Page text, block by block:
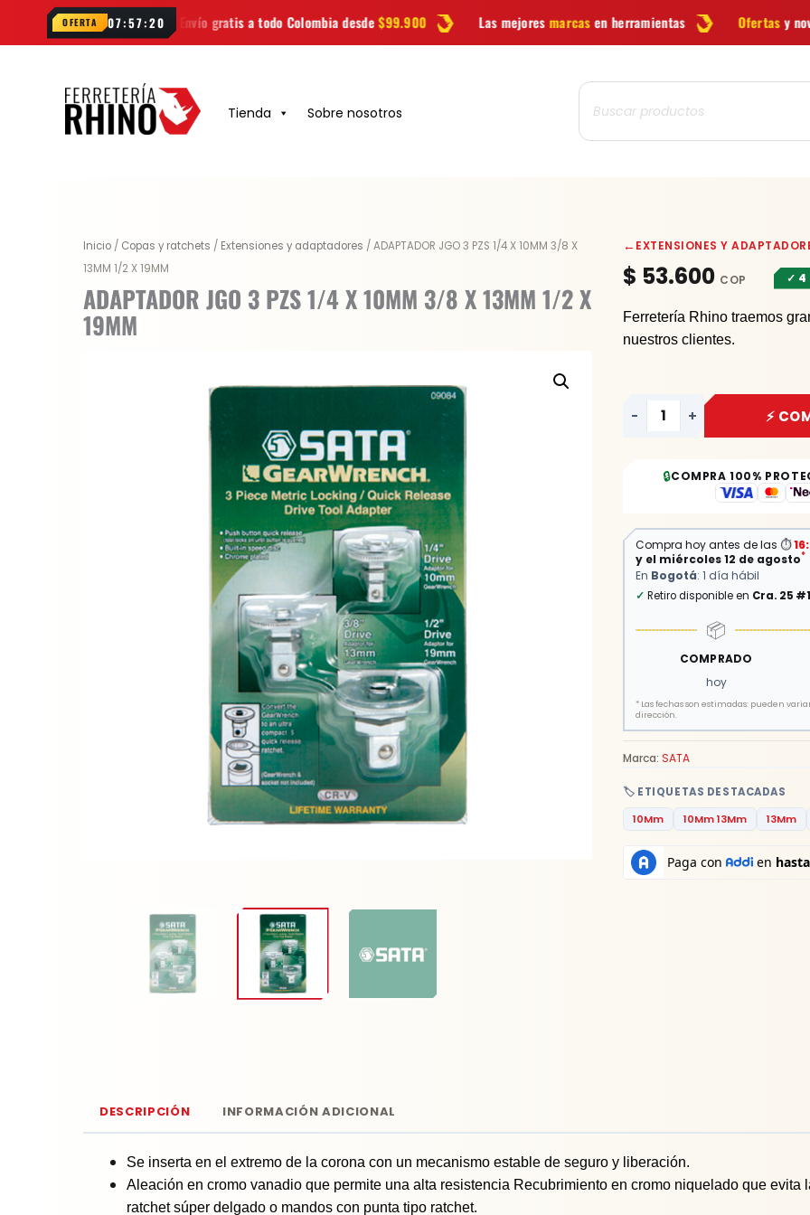
OFERTA 07:57:19
Envío gratis a todo Colombia desde$99.900 Las mejoresmarcas en herramientas Ofertasy novedades cada semana
Tienda Sobre nosotros
Búsqueda
de
productos
Inicio / Copas y ratchets / Extensiones y adaptadores / ADAPTADOR JGO 3 PZS 1/4 X 10MM 3/8 X
13MM 1/2 X 19MM
ADAPTADOR JGO 3 PZS 1/4 X 10MM 3/8 X 13MM 1/2 X
19MM
←EXTENSIONES Y
$ 53.600 ✓ 4
Ferretería Rhino traemos
nuestros clientes.
ADAPTADOR
JGO
3
PZS
1/4
cantidad
- + ⚡
🏷️ ETIQUETAS DESTACADAS
10Mm
10Mm 13Mm 13Mm
Marca: SATA
🔒COMPRA 100%
Compra hoy antes de las ⏱
y el miércoles 12 de agosto*
En Bogotá: 1 día hábil
✓ Retiro disponible en Cra. 25
📦
COMPRADO
hoy
* Las fechas son estimadas: pueden
dirección.
DESCRIPCIÓN INFORMACIÓN ADICIONAL
Se inserta en el extremo de la corona con un mecanismo estable de seguro y liberación.
Aleación en cromo vanadio que permite una alta resistencia Recubrimiento en cromo niquelado que
ratchet súper delgado o mandos con punta tipo ratchet.